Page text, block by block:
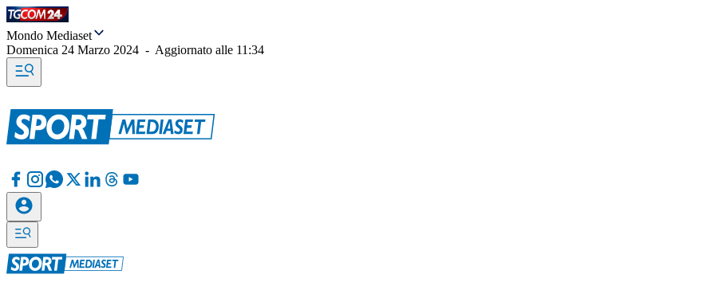
Mondo Mediaset
Domenica 24 Marzo 2024 - Aggiornato alle 11:34